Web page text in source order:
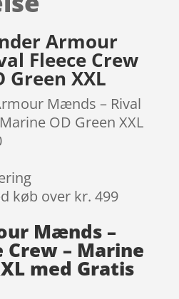
Armour
Fleece Crew
Green XXL
Mænds – Rival
OD Green XXL
køb over kr. 499
Mænds –
Crew – Marine
med Gratis